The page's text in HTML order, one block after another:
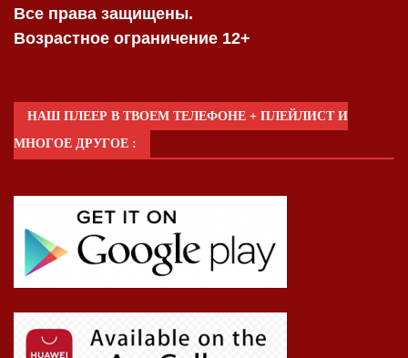
Все права защищены.
Возрастное ограничение 12+
НАШ ПЛЕЕР В ТВОЕМ ТЕЛЕФОНЕ + ПЛЕЙЛИСТ И
МНОГОЕ ДРУГОЕ :